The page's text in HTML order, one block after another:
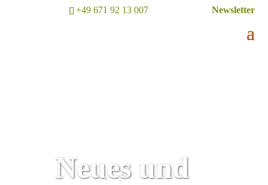
+49 671 92 13 007 Newsletter
Neues und